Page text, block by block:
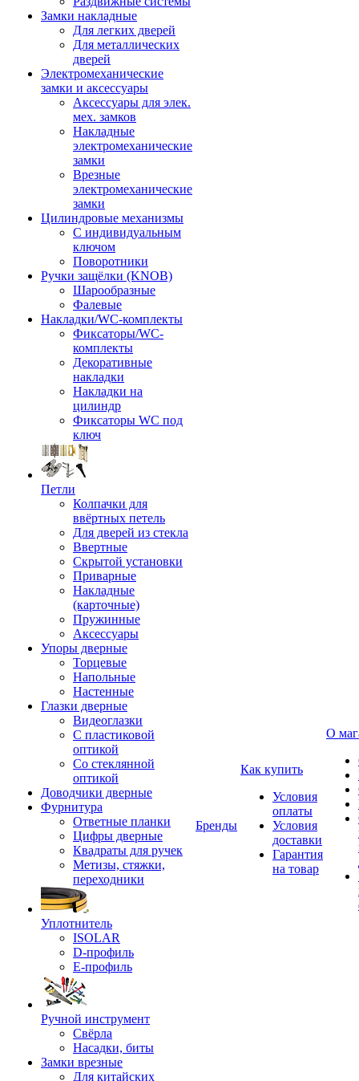
Замки накладные
Для легких дверей
Для металлических
дверей
Электромеханические
замки и аксессуары
Аксессуары для элек.
мех. замков
Накладные
электромеханические
замки
Врезные
электромеханические
замки
Цилиндровые механизмы
С индивидуальным
ключом
Поворотники
Ручки защёлки (KNOB)
Шарообразные
Фалевые
Накладки/WC-комплекты
Фиксаторы/WC-
комплекты
Декоративные
накладки
Накладки на
цилиндр
Фиксаторы WC под
ключ
Петли
Колпачки для
ввёртных петель
Для дверей из стекла
Ввертные
Скрытой установки
Приварные
Накладные
(карточные)
Пружинные
Аксессуары
Упоры дверные
Торцевые
Напольные
Настенные
Глазки дверные
Видеоглазки
С пластиковой
оптикой
Со стеклянной
оптикой
Доводчики дверные
Фурнитура
Ответные планки
Цифры дверные
Квадраты для ручек
Метизы, стяжки,
переходники
Уплотнитель
ISOLAR
D-профиль
Е-профиль
Ручной инструмент
Свёрла
Насадки, биты
Замки врезные
Для китайских
Бренды
Как купить
Условия
оплаты
Условия
доставки
Гарантия
на товар
О